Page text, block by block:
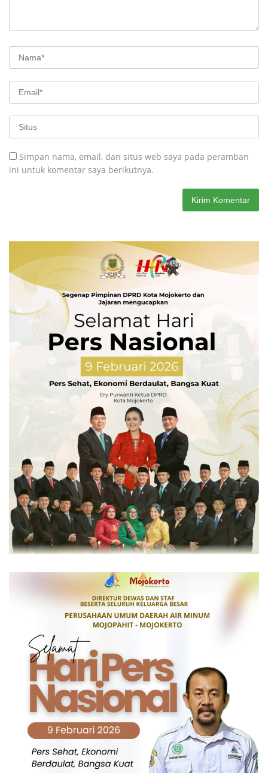
Simpan nama, email, dan situs web saya pada peramban
ini untuk komentar saya berikutnya.